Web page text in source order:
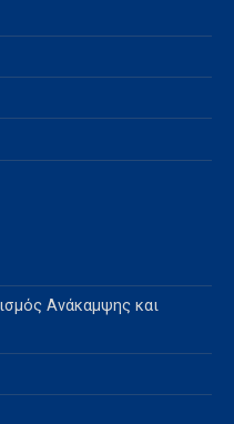
Ανάκαμψης και